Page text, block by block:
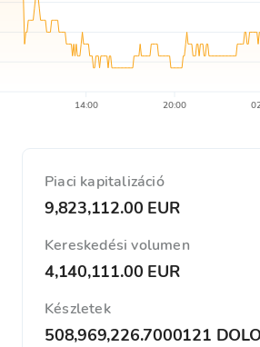
14:00 20:00
Piaci kapitalizáció
9,823,112.00 EUR
Kereskedési volumen
4,140,111.00 EUR
Készletek
508,969,226.7000121